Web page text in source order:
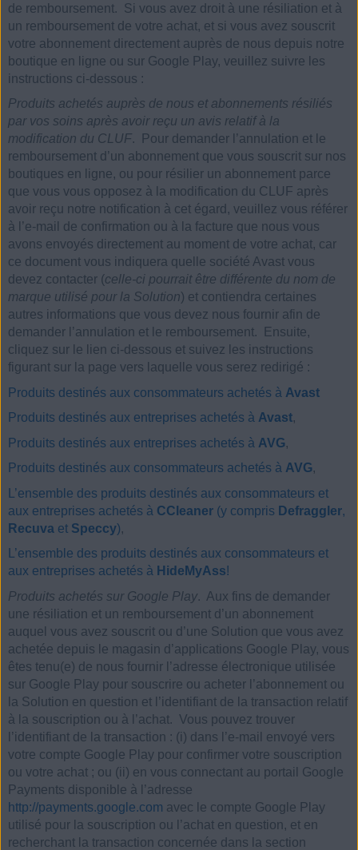
de remboursement. Si vous avez droit à une résiliation et à
un remboursement de votre achat, et si vous avez souscrit
votre abonnement directement auprès de nous depuis notre
boutique en ligne ou sur Google Play, veuillez suivre les
instructions ci-dessous :
Produits achetés auprès de nous et abonnements résiliés
par vos soins après avoir reçu un avis relatif à la
modification du CLUF. Pour demander l’annulation et le
remboursement d’un abonnement que vous souscrit sur nos
boutiques en ligne, ou pour résilier un abonnement parce
que vous vous opposez à la modification du CLUF après
avoir reçu notre notification à cet égard, veuillez vous référer
à l’e-mail de confirmation ou à la facture que nous vous
avons envoyés directement au moment de votre achat, car
ce document vous indiquera quelle société Avast vous
devez contacter (celle-ci pourrait être différente du nom de
marque utilisé pour la Solution) et contiendra certaines
autres informations que vous devez nous fournir afin de
demander l’annulation et le remboursement. Ensuite,
cliquez sur le lien ci-dessous et suivez les instructions
figurant sur la page vers laquelle vous serez redirigé :
Produits destinés aux consommateurs achetés à Avast
Produits destinés aux entreprises achetés à Avast,
Produits destinés aux entreprises achetés à AVG,
Produits destinés aux consommateurs achetés à AVG,
L’ensemble des produits destinés aux consommateurs et
aux entreprises achetés à CCleaner (y compris Defraggler,
Recuva et Speccy),
L’ensemble des produits destinés aux consommateurs et
aux entreprises achetés à HideMyAss!
Produits achetés sur Google Play. Aux fins de demander
une résiliation et un remboursement d’un abonnement
auquel vous avez souscrit ou d’une Solution que vous avez
achetée depuis le magasin d’applications Google Play, vous
êtes tenu(e) de nous fournir l’adresse électronique utilisée
sur Google Play pour souscrire ou acheter l’abonnement ou
la Solution en question et l’identifiant de la transaction relatif
à la souscription ou à l’achat. Vous pouvez trouver
l’identifiant de la transaction : (i) dans l’e-mail envoyé vers
votre compte Google Play pour confirmer votre souscription
ou votre achat ; ou (ii) en vous connectant au portail Google
Payments disponible à l’adresse
http://payments.google.com avec le compte Google Play
utilisé pour la souscription ou l’achat en question, et en
recherchant la transaction concernée dans la section